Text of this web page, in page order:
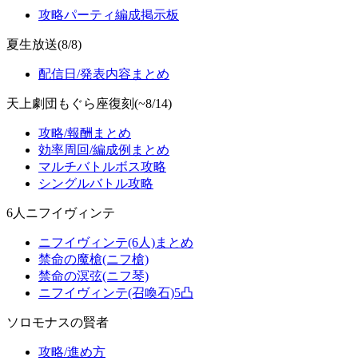
攻略パーティ編成掲示板
夏生放送(8/8)
配信日/発表内容まとめ
天上劇団もぐら座復刻(~8/14)
攻略/報酬まとめ
効率周回/編成例まとめ
マルチバトルボス攻略
シングルバトル攻略
6人ニフイヴィンテ
ニフイヴィンテ(6人)まとめ
禁命の魔槍(ニフ槍)
禁命の溟弦(ニフ琴)
ニフイヴィンテ(召喚石)5凸
ソロモナスの賢者
攻略/進め方